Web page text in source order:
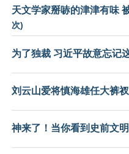
天文学家掰哧的津津有味
次)
为了独裁 习近平故意忘记
刘云山爱将慎海雄任大裤
神来了！当你看到史前文